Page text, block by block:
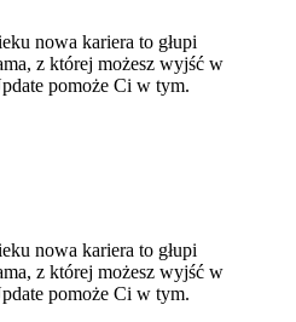
nowa kariera to głupi
z której możesz wyjść w
pomoże Ci w tym.
nowa kariera to głupi
z której możesz wyjść w
pomoże Ci w tym.